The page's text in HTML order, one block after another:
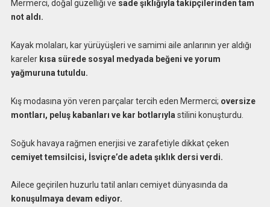
Mermerci, doğal güzelliği ve sade şıklığıyla takipçilerinden tam
not aldı.
Kayak molaları, kar yürüyüşleri ve samimi aile anlarının yer aldığı
kareler kısa sürede sosyal medyada beğeni ve yorum
yağmuruna tutuldu.
Kış modasına yön veren parçalar tercih eden Mermerci; oversize
montları, peluş kabanları ve kar botlarıyla stilini konuşturdu.
Soğuk havaya rağmen enerjisi ve zarafetiyle dikkat çeken
cemiyet temsilcisi, İsviçre’de adeta şıklık dersi verdi.
Ailece geçirilen huzurlu tatil anları cemiyet dünyasında da
konuşulmaya devam ediyor.